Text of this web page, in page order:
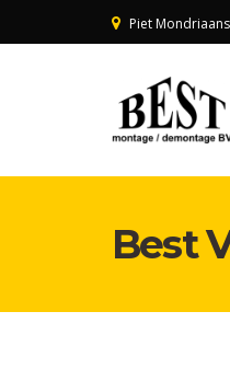
Piet
Best